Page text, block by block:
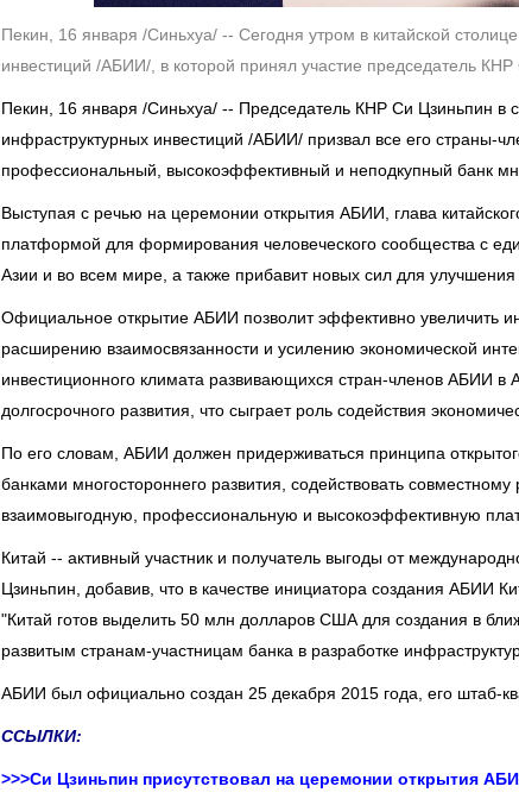
Пекин, 16 января /Синьхуа/ -- Сегодня утром в китайской
инвестиций /АБИИ/, в которой принял участие председатель
Пекин, 16 января /Синьхуа/ -- Председатель КНР Си Цзиньпин в
инфраструктурных инвестиций /АБИИ/ призвал все его
профессиональный, высокоэффективный и неподкупный банк
Выступая с речью на церемонии открытия АБИИ, глава
платформой для формирования человеческого сообщества с
Азии и во всем мире, а также прибавит новых сил для улучшения
Официальное открытие АБИИ позволит эффективно увеличить
расширению взаимосвязанности и усилению экономической
инвестиционного климата развивающихся стран-членов АБИИ
долгосрочного развития, что сыграет роль содействия
По его словам, АБИИ должен придерживаться принципа
банками многостороннего развития, содействовать
взаимовыгодную, профессиональную и высокоэффективную
Китай -- активный участник и получатель выгоды от
Цзиньпин, добавив, что в качестве инициатора создания АБИИ
"Китай готов выделить 50 млн долларов США для создания в
развитым странам-участницам банка в разработке
АБИИ был официально создан 25 декабря 2015 года, его штаб-
ССЫЛКИ:
>>>Си Цзиньпин присутствовал на церемонии открытия